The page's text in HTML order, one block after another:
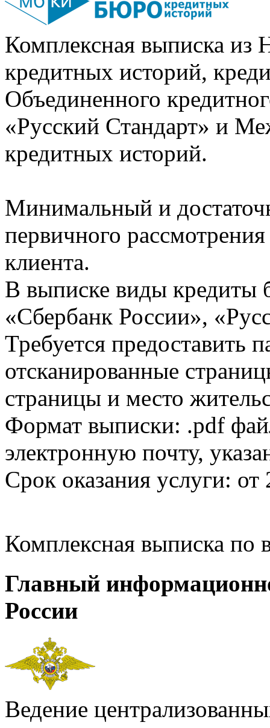
Комплексная выписка из
кредитных историй,
Объединенного
«Русский Стандарт» и
кредитных историй.
Минимальный и
первичного
клиента.
В выписке виды кредиты
«Сбербанк России»,
Требуется предоставить
отсканированные
страницы и место
Формат выписки: .pdf
электронную почту,
Срок оказания услуги: от
Комплексная выписка
Главный
России
Ведение